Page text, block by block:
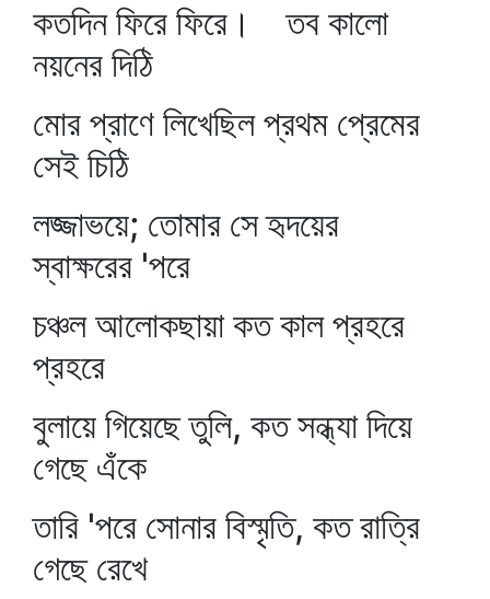
কতদিন ফিরে ফিরে। তব কালো
নয়নের দিঠি
মোর প্রাণে লিখেছিল প্রথম প্রেমের
সেই চিঠি
লজ্জাভয়ে; তোমার সে হৃদয়ের
স্বাক্ষরের 'পরে
চঞ্চল আলোকছায়া কত কাল প্রহরে
প্রহরে
বুলায়ে গিয়েছে তুলি, কত সন্ধ্যা দিয়ে
গেছে এঁকে
তারি 'পরে সোনার বিস্মৃতি, কত রাত্রি
গেছে রেখে